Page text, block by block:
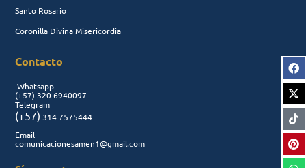
Santo Rosario
Coronilla Divina Misericordia
Contacto
Whatsapp
(+57) 320 6940097
Telegram
(+57) 314 7575444
Email
comunicacionesamen1@gmail.com